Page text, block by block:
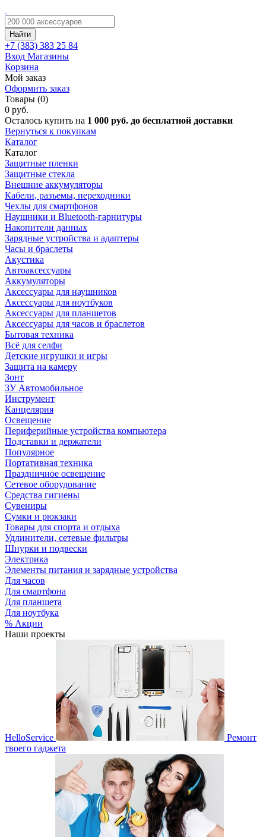
Найти
+7 (383) 383 25 84
Вход Магазины
Корзина
Мой заказ
Оформить заказ
Товары (0)
0 руб.
Осталось купить на 1 000 руб. до бесплатной доставки
Вернуться к покупкам
Каталог
Каталог
Защитные пленки
Защитные стекла
Внешние аккумуляторы
Кабели, разъемы, переходники
Чехлы для смартфонов
Наушники и Bluetooth-гарнитуры
Накопители данных
Зарядные устройства и адаптеры
Часы и браслеты
Акустика
Автоаксессуары
Аккумуляторы
Аксессуары для наушников
Аксессуары для ноутбуков
Аксессуары для планшетов
Аксессуары для часов и браслетов
Бытовая техника
Всё для селфи
Детские игрушки и игры
Защита на камеру
Зонт
ЗУ Автомобильное
Инструмент
Канцелярия
Освещение
Периферийные устройства компьютера
Подставки и держатели
Популярное
Портативная техника
Праздничное освещение
Сетевое оборудование
Средства гигиены
Сувениры
Сумки и рюкзаки
Товары для спорта и отдыха
Удлинители, сетевые фильтры
Шнурки и подвески
Электрика
Элементы питания и зарядные устройства
Для часов
Для смартфона
Для планшета
Для ноутбука
% Акции
Наши проекты
HelloService
Ремонт
твоего гаджета